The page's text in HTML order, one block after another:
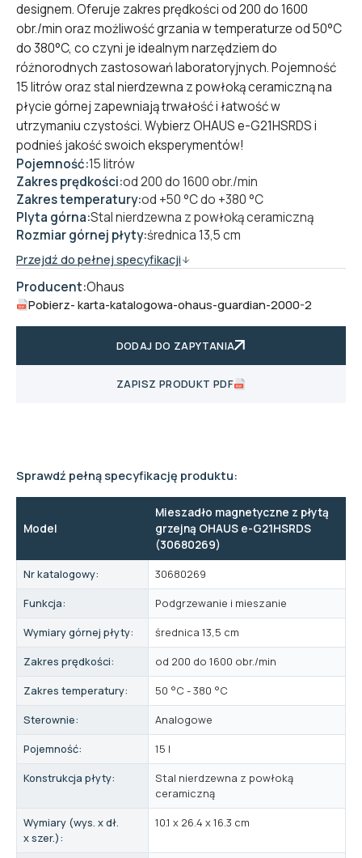
designem. Oferuje zakres prędkości od 200 do 1600
obr./min oraz możliwość grzania w temperaturze od 50°C
do 380°C, co czyni je idealnym narzędziem do
różnorodnych zastosowań laboratoryjnych. Pojemność
15 litrów oraz stal nierdzewna z powłoką ceramiczną na
płycie górnej zapewniają trwałość i łatwość w
utrzymaniu czystości. Wybierz OHAUS e-G21HSRDS i
podnieś jakość swoich eksperymentów!
Pojemność:15 litrów
Zakres prędkości:od 200 do 1600 obr./min
Zakres temperatury:od +50 °C do +380 °C
Plyta górna:Stal nierdzewna z powłoką ceramiczną
Rozmiar górnej płyty:średnica 13,5 cm
Przejdź do pełnej specyfikacji
Producent:Ohaus
Pobierz- karta-katalogowa-ohaus-guardian-2000-2
DODAJ DO ZAPYTANIA
ZAPISZ PRODUKT PDF
Sprawdź pełną specyfikację produktu:
Model
Mieszadło magnetyczne z płytą
grzejną OHAUS e-G21HSRDS
(30680269)
Nr katalogowy:
30680269
Funkcja:
Podgrzewanie i mieszanie
Wymiary górnej płyty:
średnica 13,5 cm
Zakres prędkości:
od 200 do 1600 obr./min
Zakres temperatury:
50 °C - 380 °C
Sterownie:
Analogowe
Pojemność:
15 l
Konstrukcja płyty:
Stal nierdzewna z powłoką
ceramiczną
Wymiary (wys. x dł.
x szer.):
10.1 x 26.4 x 16.3 cm